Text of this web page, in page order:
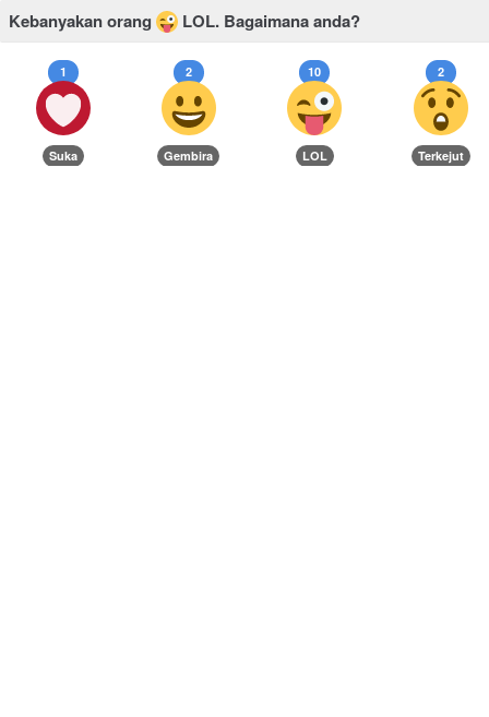
Kebanyakan orang LOL. Bagaimana anda?
1
Suka
2
Gembira
10
LOL
2
Terkejut